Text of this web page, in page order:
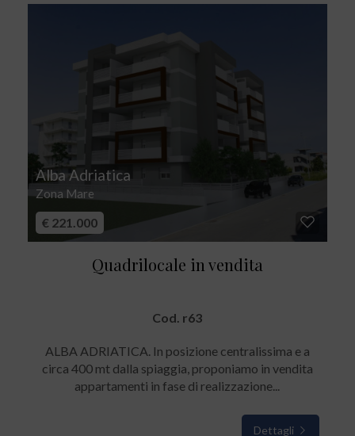
Alba Adriatica
Zona Mare
€ 221.000
Quadrilocale in vendita
Cod. r63
ALBA ADRIATICA. In posizione centralissima e a
circa 400 mt dalla spiaggia, proponiamo in vendita
appartamenti in fase di realizzazione...
Dettagli